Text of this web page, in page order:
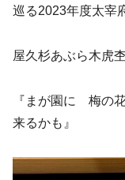
巡る2023年度太宰
屋久杉あぶら木虎
『まが園に 梅
来るかも』